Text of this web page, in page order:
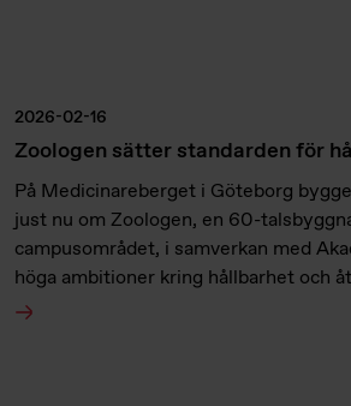
2026-02-16
Zoologen sätter standarden för
På Medicinareberget i Göteborg
just nu om Zoologen, en 60-
campusområdet, i samverkan med
höga ambitioner kring hållbarhet och